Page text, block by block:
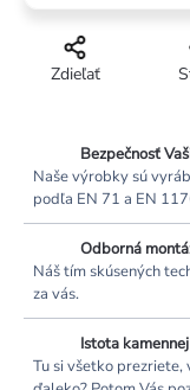
Zdieľať
Bezpečnosť
Naše výrobky sú
podľa EN 71 a EN
Odborná
Náš tím skúsených
za vás.
Istota
Tu si všetko